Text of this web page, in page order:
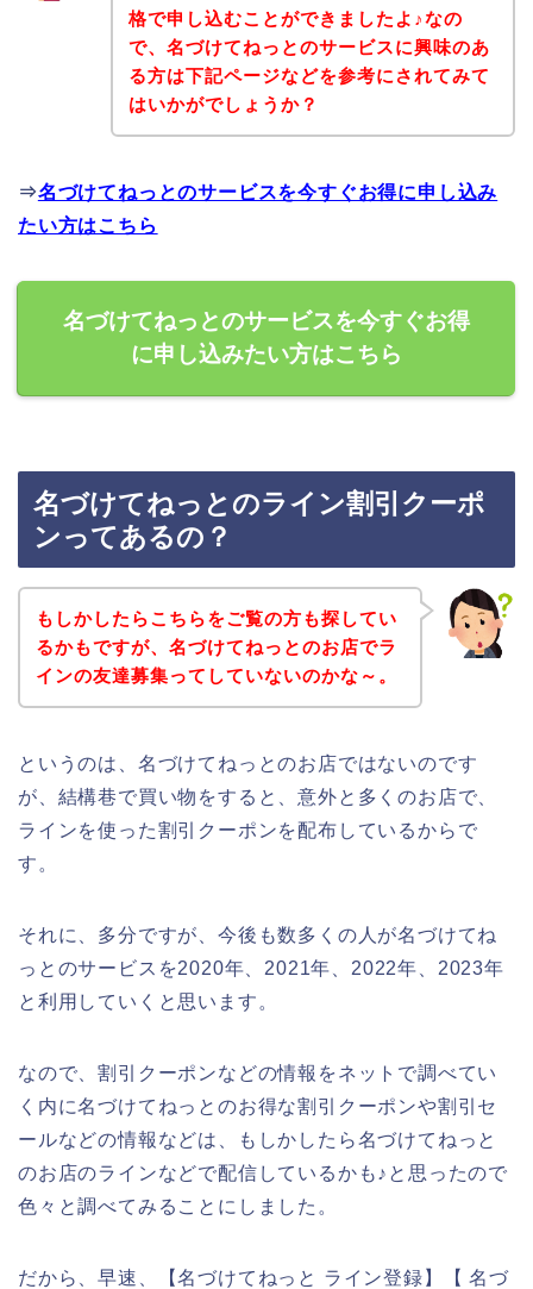
格で申し込むことができましたよ♪なの
で、名づけてねっとのサービスに興味のあ
る方は下記ページなどを参考にされてみて
はいかがでしょうか？
⇒名づけてねっとのサービスを今すぐお得に申し込み
たい方はこちら
名づけてねっとのサービスを今すぐお得
に申し込みたい方はこちら
名づけてねっとのライン割引クーポ
ンってあるの？
もしかしたらこちらをご覧の方も探してい
るかもですが、名づけてねっとのお店でラ
インの友達募集ってしていないのかな～。
というのは、名づけてねっとのお店ではないのです
が、結構巷で買い物をすると、意外と多くのお店で、
ラインを使った割引クーポンを配布しているからで
す。
それに、多分ですが、今後も数多くの人が名づけてね
っとのサービスを2020年、2021年、2022年、2023年
と利用していくと思います。
なので、割引クーポンなどの情報をネットで調べてい
く内に名づけてねっとのお得な割引クーポンや割引セ
ールなどの情報などは、もしかしたら名づけてねっと
のお店のラインなどで配信しているかも♪と思ったので
色々と調べてみることにしました。
だから、早速、【名づけてねっと ライン登録】【 名づ